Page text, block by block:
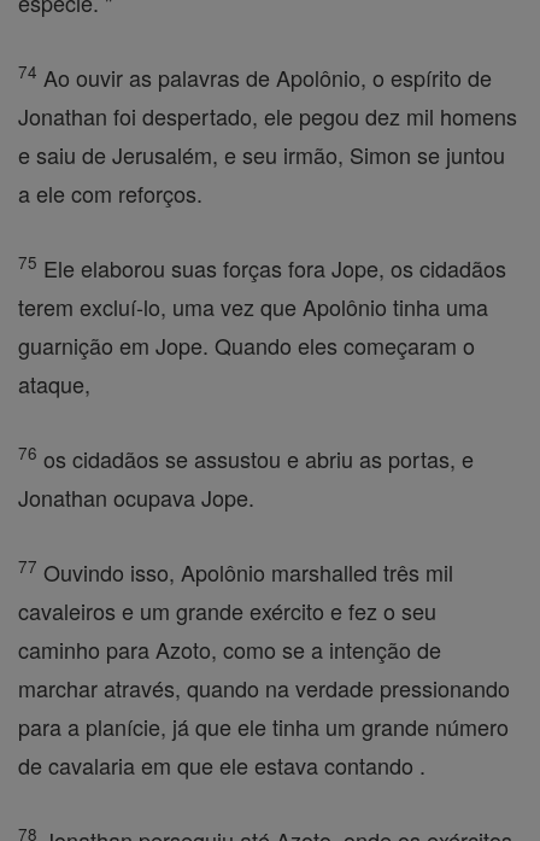
74 Ao ouvir as palavras de Apolônio, o espírito de
Jonathan foi despertado, ele pegou dez mil homens
e saiu de Jerusalém, e seu irmão, Simon se juntou
a ele com reforços.
75 Ele elaborou suas forças fora Jope, os cidadãos
terem excluí-lo, uma vez que Apolônio tinha uma
guarnição em Jope. Quando eles começaram o
ataque,
76 os cidadãos se assustou e abriu as portas, e
Jonathan ocupava Jope.
77 Ouvindo isso, Apolônio marshalled três mil
cavaleiros e um grande exército e fez o seu
caminho para Azoto, como se a intenção de
marchar através, quando na verdade pressionando
para a planície, já que ele tinha um grande número
de cavalaria em que ele estava contando .
78